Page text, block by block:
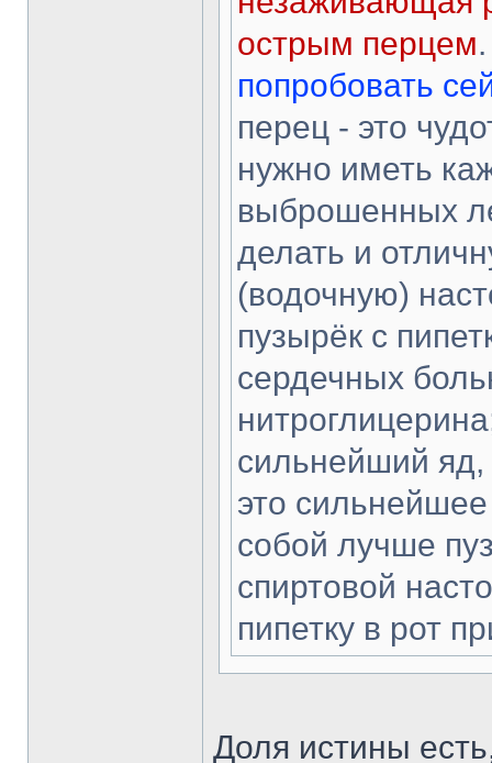
острым перцем
попробовать
перец - это
нужно иметь
выброшенных
делать и
(водочную)
пузырёк с
сердечных
сильнейший яд,
это
собой лучше
спиртовой
пипетку в рот
Доля истины